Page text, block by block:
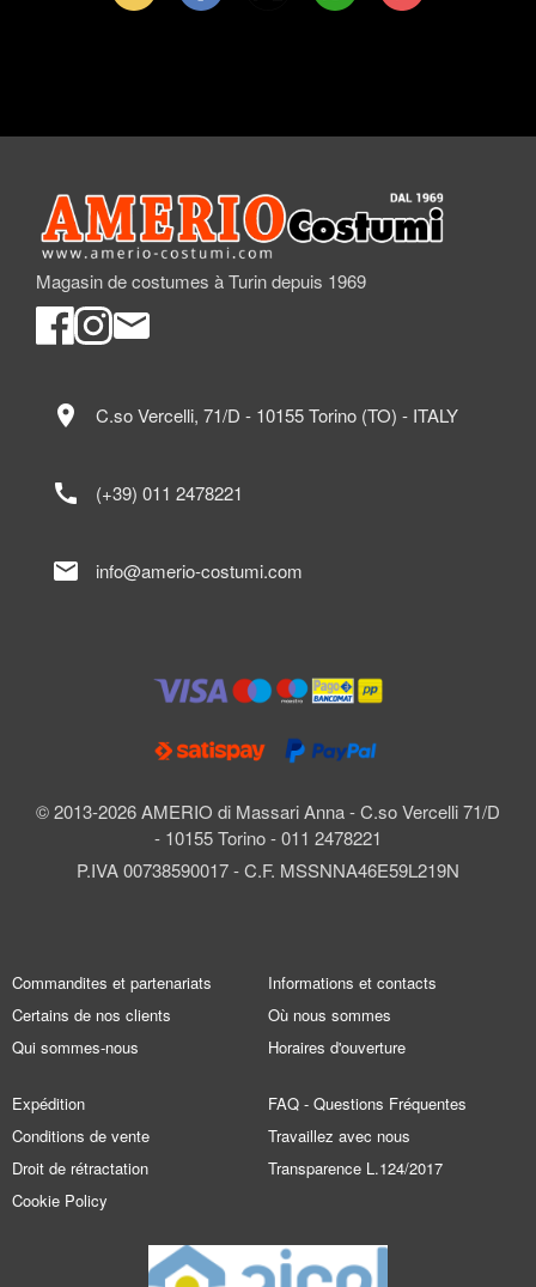
Magasin de costumes à Turin depuis 1969
© 2013-2026 AMERIO di Massari Anna - C.so Vercelli 71/D
- 10155 Torino - 011 2478221
P.IVA 00738590017 - C.F. MSSNNA46E59L219N
location_on C.so Vercelli, 71/D - 10155 Torino (TO) - ITALY
call (+39) 011 2478221
mail info@amerio-costumi.com
Commandites et partenariats
Certains de nos clients
Qui sommes-nous
Informations et contacts
Où nous sommes
Horaires d'ouverture
Expédition
Conditions de vente
Droit de rétractation
Cookie Policy
FAQ - Questions Fréquentes
Travaillez avec nous
Transparence L.124/2017